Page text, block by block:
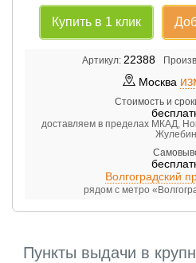
Купить в 1 клик
Артикул: 22388
Москва
Стоимость и
доставляем в пределах МКАД,
Волгоградский
рядом с метро
Пункты выдачи в